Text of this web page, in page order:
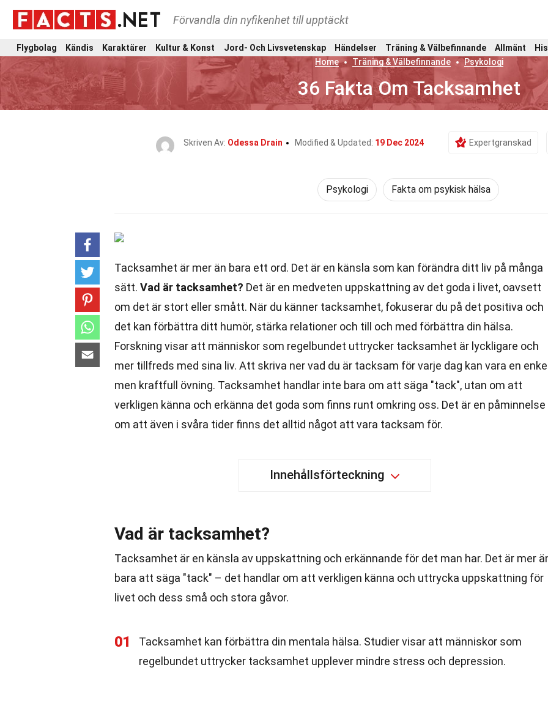
Förvandla din nyfikenhet till upptäckt
Flygbolag Kändis Karaktärer Kultur & Konst Jord- Och Livsvetenskap Händelser Träning & Välbefinnande Allmänt
Home
Träning & Välbefinnande Psykologi
36 Fakta Om Tacksamhet
Skriven Av: Odessa Drain Modified & Updated: 19 Dec 2024 Expertgranskad
Psykologi Fakta om psykisk hälsa
Tacksamhet är mer än bara ett ord. Det är en känsla som kan förändra ditt liv på många
sätt. Vad är tacksamhet? Det är en medveten uppskattning av det goda i livet, oavsett
om det är stort eller smått. När du känner tacksamhet, fokuserar du på det positiva och
det kan förbättra ditt humör, stärka relationer och till och med förbättra din hälsa.
Forskning visar att människor som regelbundet uttrycker tacksamhet är lyckligare och
mer tillfreds med sina liv. Att skriva ner vad du är tacksam för varje dag kan vara en
men kraftfull övning. Tacksamhet handlar inte bara om att säga "tack", utan om att
verkligen känna och erkänna det goda som finns runt omkring oss. Det är en påminnelse
om att även i svåra tider finns det alltid något att vara tacksam för.
Innehållsförteckning
Vad är tacksamhet?
Tacksamhet är en känsla av uppskattning och erkännande för det man har. Det är mer
bara att säga "tack" – det handlar om att verkligen känna och uttrycka uppskattning för
livet och dess små och stora gåvor.
01
Tacksamhet kan förbättra din mentala hälsa. Studier visar att människor som
regelbundet uttrycker tacksamhet upplever mindre stress och depression.